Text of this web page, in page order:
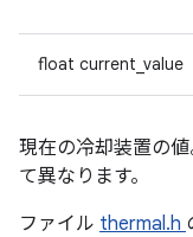
float current_value
現在の冷却装置の
て異なります。
ファイル thermal.h